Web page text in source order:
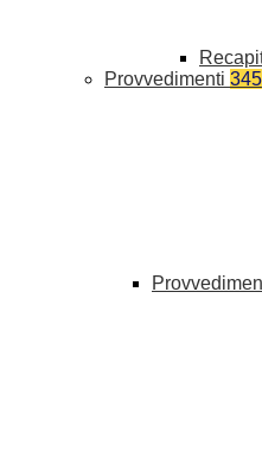
Provvedimenti 345